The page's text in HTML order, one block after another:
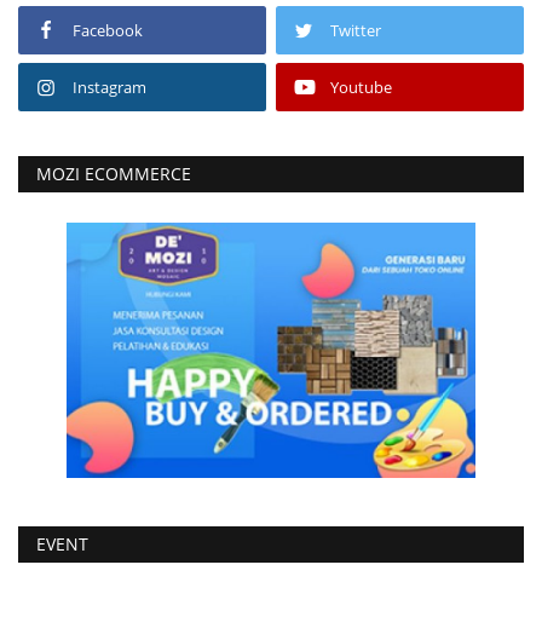
Facebook Twitter
Instagram Youtube
MOZI ECOMMERCE
EVENT